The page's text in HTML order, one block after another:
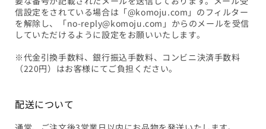
信設定をされている場合は「@komoju.com」のフィルター
を解除し、「no-reply@komoju.com」からのメールを受信
していただけるように設定をお願いいたします。
※代金引換手数料、銀行振込手数料、コンビニ決済手数料
（220円）はお客様にてご負担ください。
配送について